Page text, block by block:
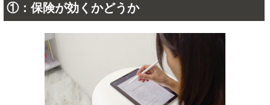
①：保険が効くかどうか